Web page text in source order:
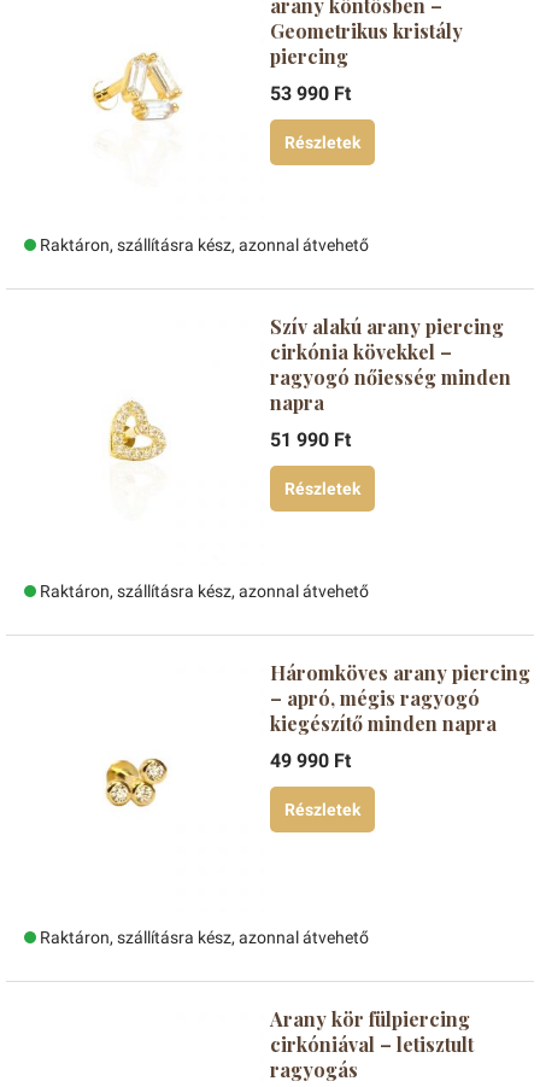
arany köntösben –
Geometrikus kristály
piercing
53 990 Ft
Részletek
Raktáron, szállításra kész, azonnal átvehető
Szív alakú arany piercing
cirkónia kövekkel –
ragyogó nőiesség minden
napra
51 990 Ft
Részletek
Raktáron, szállításra kész, azonnal átvehető
Háromköves arany piercing
– apró, mégis ragyogó
kiegészítő minden napra
49 990 Ft
Részletek
Raktáron, szállításra kész, azonnal átvehető
Arany kör fülpiercing
cirkóniával – letisztult
ragyogás